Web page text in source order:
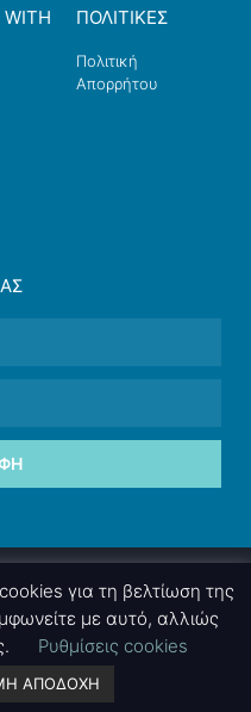
WITH ΠΟΛΙΤΙΚΕΣ
Πολιτική
Απορρήτου
bymgk
για τη βελτίωση της
με αυτό, αλλιώς
Ρυθμίσεις cookies
ΑΠΟΔΟΧΗ